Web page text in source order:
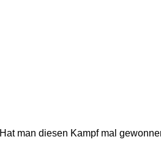
Hat man diesen Kampf mal